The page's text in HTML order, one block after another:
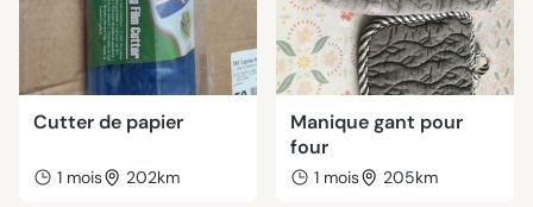
Cutter de papier
1 mois 202km
Manique gant pour
four
1 mois 205km